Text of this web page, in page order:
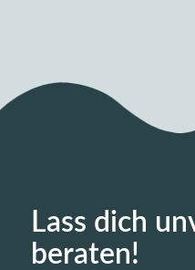
Lass dich
beraten!